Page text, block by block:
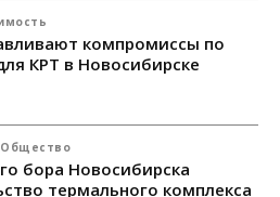
компромиссы по
КРТ в Новосибирске
Общество
бора Новосибирска
термального комплекса